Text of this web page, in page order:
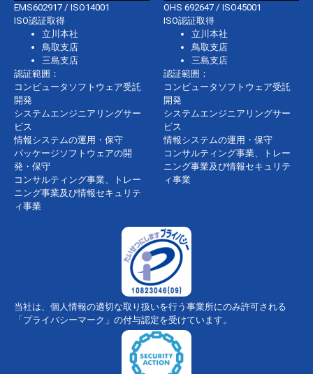
EMS602917 / ISO14001
ISO認証取得
立川本社
鳥取支店
三島支店
認証範囲：
コンピュータソフトウェア受託
開発
システムエンジニアリングサー
ビス
情報システムの運用・保守
パッケージソフトウェアの開
発・保守
コンサルティング事業、トレー
ニング事業及び情報セキュリテ
ィ事業
OHS 692647 / ISO45001
ISO認証取得
立川本社
鳥取支店
三島支店
認証範囲：
コンピュータソフトウェア受託
開発
システムエンジニアリングサー
ビス
情報システムの運用・保守
コンサルティング事業、トレー
ニング事業及び情報セキュリテ
ィ事業
当社は、個人情報の適切な取り扱いを行う事業所にのみ許可される
「プライバシーマーク」の付与認定を受けています。